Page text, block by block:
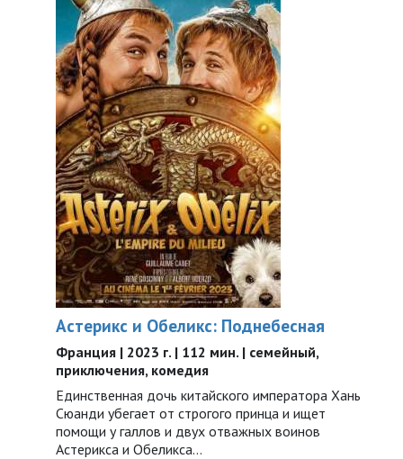
Астерикс и Обеликс: Поднебесная
Франция | 2023 г. | 112 мин. | семейный,
приключения, комедия
Единственная дочь китайского императора Хань
Сюанди убегает от строгого принца и ищет
помощи у галлов и двух отважных воинов
Астерикса и Обеликса…